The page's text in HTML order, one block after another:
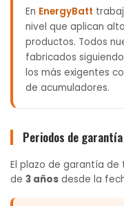
En EnergyBatt
nivel que aplican
productos. Todos
fabricados
los más exigentes
de acumuladores.
Periodos de garantía
El plazo de garantía
de 3 años desde la